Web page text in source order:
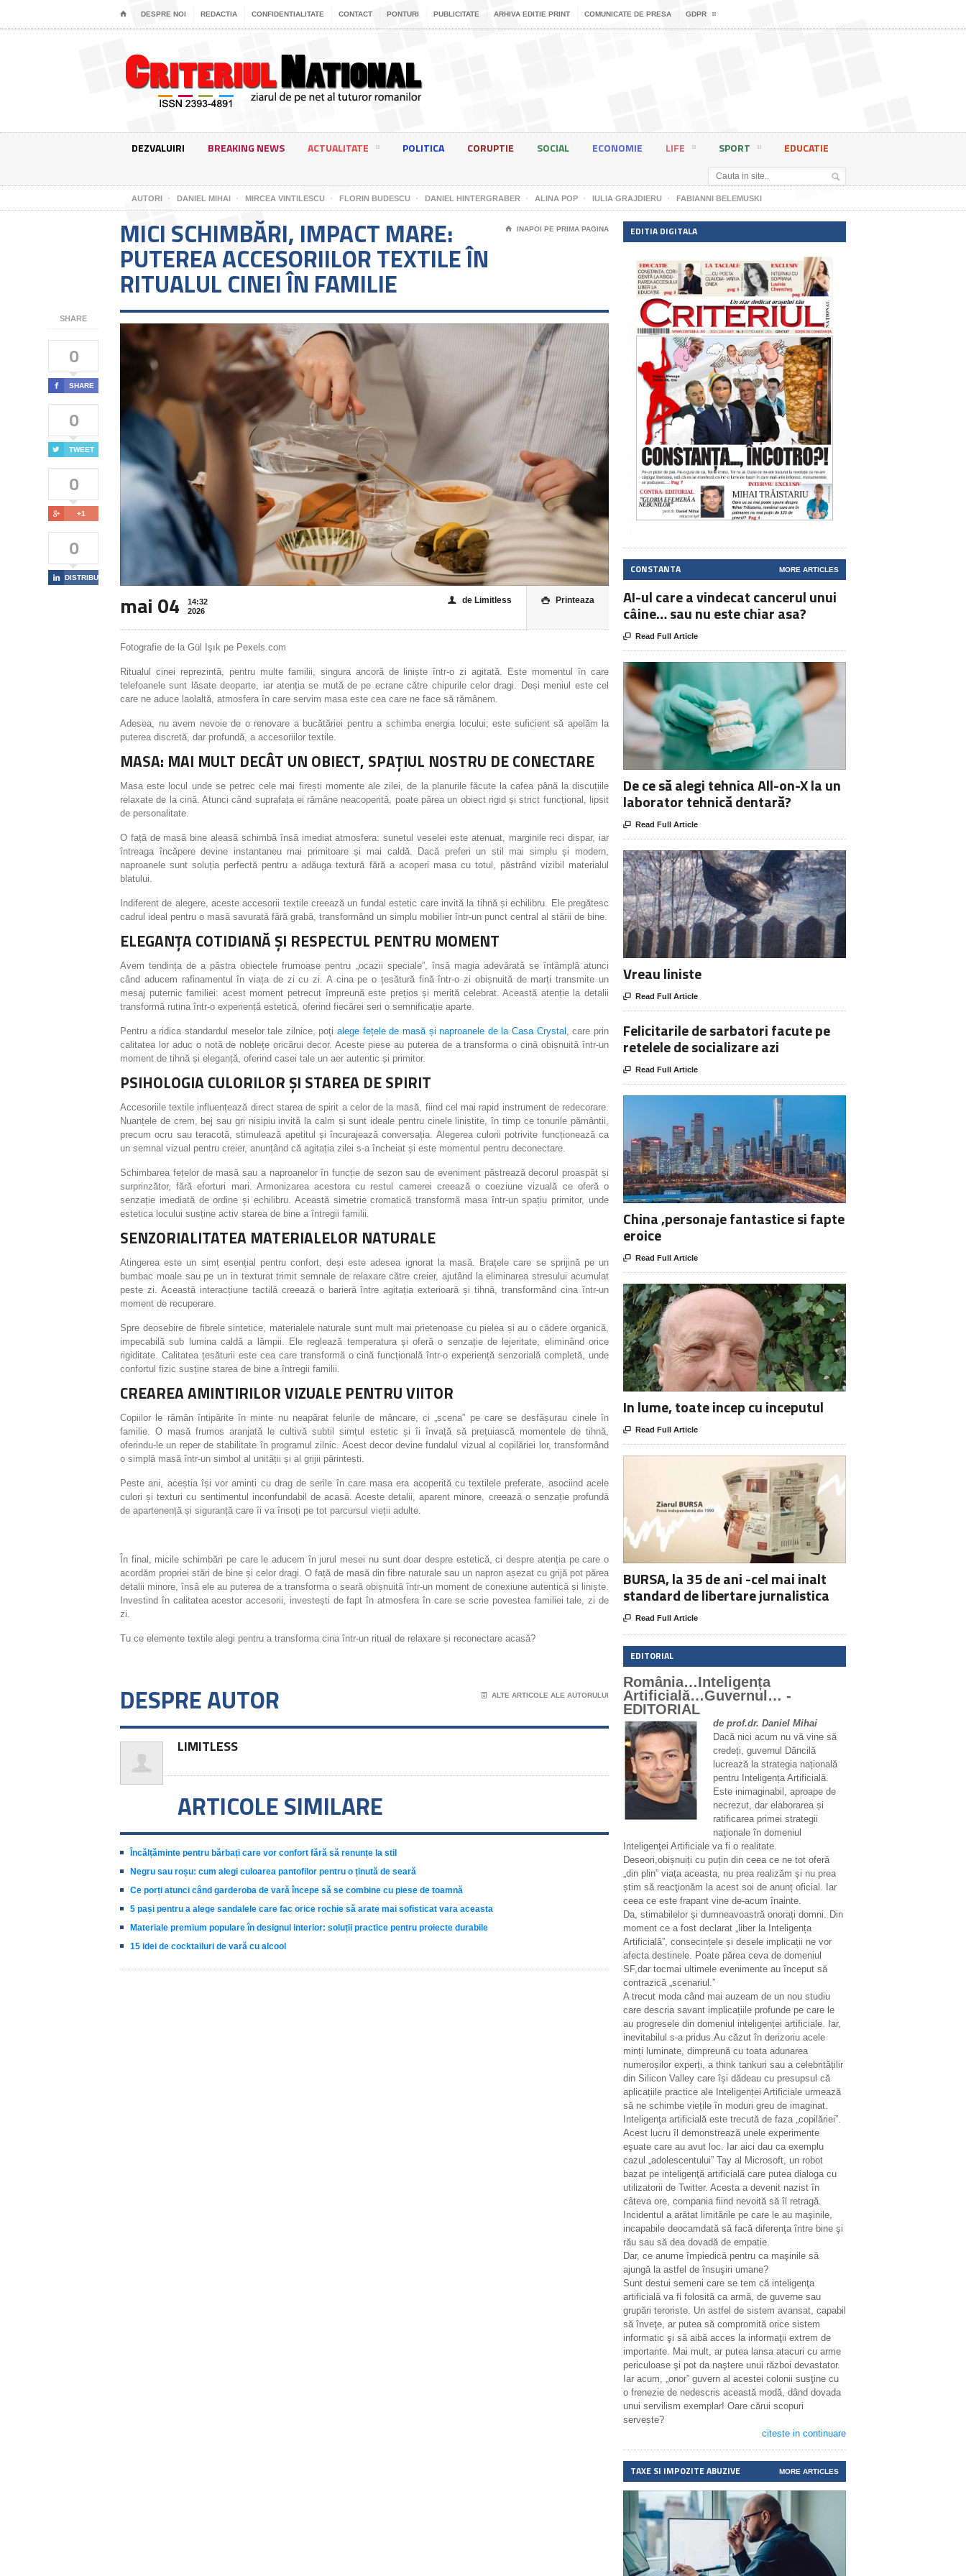
⌂ DESPRE NOI REDACTIA CONFIDENTIALITATE CONTACT PONTURI PUBLICITATE ARHIVA EDITIE PRINT COMUNICATE DE PRESA GDPR
DEZVALUIRI BREAKING NEWS ACTUALITATE POLITICA CORUPTIE SOCIAL ECONOMIE LIFE SPORT EDUCATIE
AUTORI DANIEL MIHAI MIRCEA VINTILESCU FLORIN BUDESCU DANIEL HINTERGRABER ALINA POP IULIA GRAJDIERU FABIANNI BELEMUSKI
SHARE
0
 SHARE
0
 TWEET
0
 +1
0
 DISTRIBUIE
MICI SCHIMBĂRI, IMPACT MARE:
PUTEREA ACCESORIILOR TEXTILE ÎN
RITUALUL CINEI ÎN FAMILIE
⌂ INAPOI PE PRIMA PAGINA
mai 04
14:32
2026
 Printeaza
👤 de Limitless
Fotografie de la Gül Işık pe Pexels.com
Ritualul cinei reprezintă, pentru multe familii, singura ancoră de liniște într-o zi agitată. Este momentul în care
telefoanele sunt lăsate deoparte, iar atenția se mută de pe ecrane către chipurile celor dragi. Deși meniul este cel
care ne aduce laolaltă, atmosfera în care servim masa este cea care ne face să rămânem.
Adesea, nu avem nevoie de o renovare a bucătăriei pentru a schimba energia locului; este suficient să apelăm la
puterea discretă, dar profundă, a accesoriilor textile.
MASA: MAI MULT DECÂT UN OBIECT, SPAȚIUL NOSTRU DE CONECTARE
Masa este locul unde se petrec cele mai firești momente ale zilei, de la planurile făcute la cafea până la discuțiile
relaxate de la cină. Atunci când suprafața ei rămâne neacoperită, poate părea un obiect rigid și strict funcțional, lipsit
de personalitate.
O față de masă bine aleasă schimbă însă imediat atmosfera: sunetul veselei este atenuat, marginile reci dispar, iar
întreaga încăpere devine instantaneu mai primitoare și mai caldă. Dacă preferi un stil mai simplu și modern,
naproanele sunt soluția perfectă pentru a adăuga textură fără a acoperi masa cu totul, păstrând vizibil materialul
blatului.
Indiferent de alegere, aceste accesorii textile creează un fundal estetic care invită la tihnă și echilibru. Ele pregătesc
cadrul ideal pentru o masă savurată fără grabă, transformând un simplu mobilier într-un punct central al stării de bine.
ELEGANȚA COTIDIANĂ ȘI RESPECTUL PENTRU MOMENT
Avem tendința de a păstra obiectele frumoase pentru „ocazii speciale”, însă magia adevărată se întâmplă atunci
când aducem rafinamentul în viața de zi cu zi. A cina pe o țesătură fină într-o zi obișnuită de marți transmite un
mesaj puternic familiei: acest moment petrecut împreună este prețios și merită celebrat. Această atenție la detalii
transformă rutina într-o experiență estetică, oferind fiecărei seri o semnificație aparte.
Pentru a ridica standardul meselor tale zilnice, poțialege fețele de masă și naproanele de la Casa Crystal , care prin
calitatea lor aduc o notă de noblețe oricărui decor. Aceste piese au puterea de a transforma o cină obișnuită într-un
moment de tihnă și eleganță, oferind casei tale un aer autentic și primitor.
PSIHOLOGIA CULORILOR ȘI STAREA DE SPIRIT
Accesoriile textile influențează direct starea de spirit a celor de la masă, fiind cel mai rapid instrument de redecorare.
Nuanțele de crem, bej sau gri nisipiu invită la calm și sunt ideale pentru cinele liniștite, în timp ce tonurile pământii,
precum ocru sau teracotă, stimulează apetitul și încurajează conversația. Alegerea culorii potrivite funcționează ca
un semnal vizual pentru creier, anunțând că agitația zilei s-a încheiat și este momentul pentru deconectare.
Schimbarea fețelor de masă sau a naproanelor în funcție de sezon sau de eveniment păstrează decorul proaspăt și
surprinzător, fără eforturi mari. Armonizarea acestora cu restul camerei creează o coeziune vizuală ce oferă o
senzație imediată de ordine și echilibru. Această simetrie cromatică transformă masa într-un spațiu primitor, unde
estetica locului susține activ starea de bine a întregii familii.
SENZORIALITATEA MATERIALELOR NATURALE
Atingerea este un simț esențial pentru confort, deși este adesea ignorat la masă. Brațele care se sprijină pe un
bumbac moale sau pe un in texturat trimit semnale de relaxare către creier, ajutând la eliminarea stresului acumulat
peste zi. Această interacțiune tactilă creează o barieră între agitația exterioară și tihnă, transformând cina într-un
moment de recuperare.
Spre deosebire de fibrele sintetice, materialele naturale sunt mult mai prietenoase cu pielea și au o cădere organică,
impecabilă sub lumina caldă a lămpii. Ele reglează temperatura și oferă o senzație de lejeritate, eliminând orice
rigiditate. Calitatea țesăturii este cea care transformă o cină funcțională într-o experiență senzorială completă, unde
confortul fizic susține starea de bine a întregii familii.
CREAREA AMINTIRILOR VIZUALE PENTRU VIITOR
Copiilor le rămân întipărite în minte nu neapărat felurile de mâncare, ci „scena” pe care se desfășurau cinele în
familie. O masă frumos aranjată le cultivă subtil simțul estetic și îi învață să prețuiască momentele de tihnă,
oferindu-le un reper de stabilitate în programul zilnic. Acest decor devine fundalul vizual al copilăriei lor, transformând
o simplă masă într-un simbol al unității și al grijii părintești.
Peste ani, aceștia își vor aminti cu drag de serile în care masa era acoperită cu textilele preferate, asociind acele
culori și texturi cu sentimentul inconfundabil de acasă. Aceste detalii, aparent minore, creează o senzație profundă
de apartenență și siguranță care îi va însoți pe tot parcursul vieții adulte.
În final, micile schimbări pe care le aducem în jurul mesei nu sunt doar despre estetică, ci despre atenția pe care o
acordăm propriei stări de bine și celor dragi. O față de masă din fibre naturale sau un napron așezat cu grijă pot părea
detalii minore, însă ele au puterea de a transforma o seară obișnuită într-un moment de conexiune autentică și liniște.
Investind în calitatea acestor accesorii, investești de fapt în atmosfera în care se scrie povestea familiei tale, zi de
zi.
Tu ce elemente textile alegi pentru a transforma cina într-un ritual de relaxare și reconectare acasă?
DESPRE AUTOR 📄 ALTE ARTICOLE ALE AUTORULUI
LIMITLESS
ARTICOLE SIMILARE
Încălțăminte pentru bărbați care vor confort fără să renunțe la stil
Negru sau roșu: cum alegi culoarea pantofilor pentru o ținută de seară
Ce porți atunci când garderoba de vară începe să se combine cu piese de toamnă
5 pași pentru a alege sandalele care fac orice rochie să arate mai sofisticat vara aceasta
Materiale premium populare în designul interior: soluții practice pentru proiecte durabile
15 idei de cocktailuri de vară cu alcool
EDITIA DIGITALA
CONSTANTA MORE ARTICLES
AI-ul care a vindecat cancerul unui
câine… sau nu este chiar asa?
 Read Full Article
De ce să alegi tehnica All-on-X la un
laborator tehnică dentară?
 Read Full Article
Vreau liniste
 Read Full Article
Felicitarile de sarbatori facute pe
retelele de socializare azi
 Read Full Article
China ,personaje fantastice si fapte
eroice
 Read Full Article
In lume, toate incep cu inceputul
 Read Full Article
BURSA, la 35 de ani -cel mai inalt
standard de libertare jurnalistica
 Read Full Article
EDITORIAL
România…Inteligența
Artificială…Guvernul… -
EDITORIAL
de prof.dr. Daniel Mihai
Dacă nici acum nu vă vine să
credeți, guvernul Dăncilă
lucrează la strategia națională
pentru Inteligența Artificială.
Este inimaginabil, aproape de
necrezut, dar elaborarea și
ratificarea primei strategii
naţionale în domeniul
Inteligenţei Artificiale va fi o realitate.
Deseori,obișnuiți cu puțin din ceea ce ne tot oferă
„din plin” viața aceasta, nu prea realizăm și nu prea
știm să reacţionăm la acest soi de anunț oficial. Iar
ceea ce este frapant vine de-acum înainte.
Da, stimabilelor și dumneavoastră onorați domni. Din
moment ce a fost declarat „liber la Inteligența
Artificială”, consecințele și desele implicații ne vor
afecta destinele. Poate părea ceva de domeniul
SF,dar tocmai ultimele evenimente au început să
contrazică „scenariul.”
A trecut moda când mai auzeam de un nou studiu
care descria savant implicațiile profunde pe care le
au progresele din domeniul inteligenței artificiale. Iar,
inevitabilul s-a pridus.Au căzut în derizoriu acele
minți luminate, dimpreună cu toata adunarea
numeroșilor experți, a think tankuri sau a celebritățilir
din Silicon Valley care își dădeau cu presupsul că
aplicațiile practice ale Inteligenței Artificiale urmează
să ne schimbe viețile în moduri greu de imaginat.
Inteligenţa artificială este trecută de faza „copilăriei”.
Acest lucru îl demonstrează unele experimente
eşuate care au avut loc. Iar aici dau ca exemplu
cazul „adolescentului” Tay al Microsoft, un robot
bazat pe inteligenţă artificială care putea dialoga cu
utilizatorii de Twitter. Acesta a devenit nazist în
câteva ore, compania fiind nevoită să îl retragă.
Incidentul a arătat limitările pe care le au maşinile,
incapabile deocamdată să facă diferenţa între bine şi
rău sau să dea dovadă de empatie.
Dar, ce anume împiedică pentru ca maşinile să
ajungă la astfel de însuşiri umane?
Sunt destui semeni care se tem că inteligenţa
artificială va fi folosită ca armă, de guverne sau
grupări teroriste. Un astfel de sistem avansat, capabil
să înveţe, ar putea să compromită orice sistem
informatic şi să aibă acces la informaţii extrem de
importante. Mai mult, ar putea lansa atacuri cu arme
periculoase şi pot da naştere unui război devastator.
Iar acum, „onor” guvern al acestei colonii susţine cu
o frenezie de nedescris această modă, dând dovada
unui servilism exemplar! Oare cărui scopuri
servește?
citeste in continuare
TAXE SI IMPOZITE ABUZIVE MORE ARTICLES